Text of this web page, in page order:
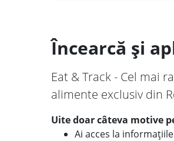
Încearcă și
Eat & Track - Cel mai
alimente exclusiv din
Uite doar câteva motive
Ai acces la